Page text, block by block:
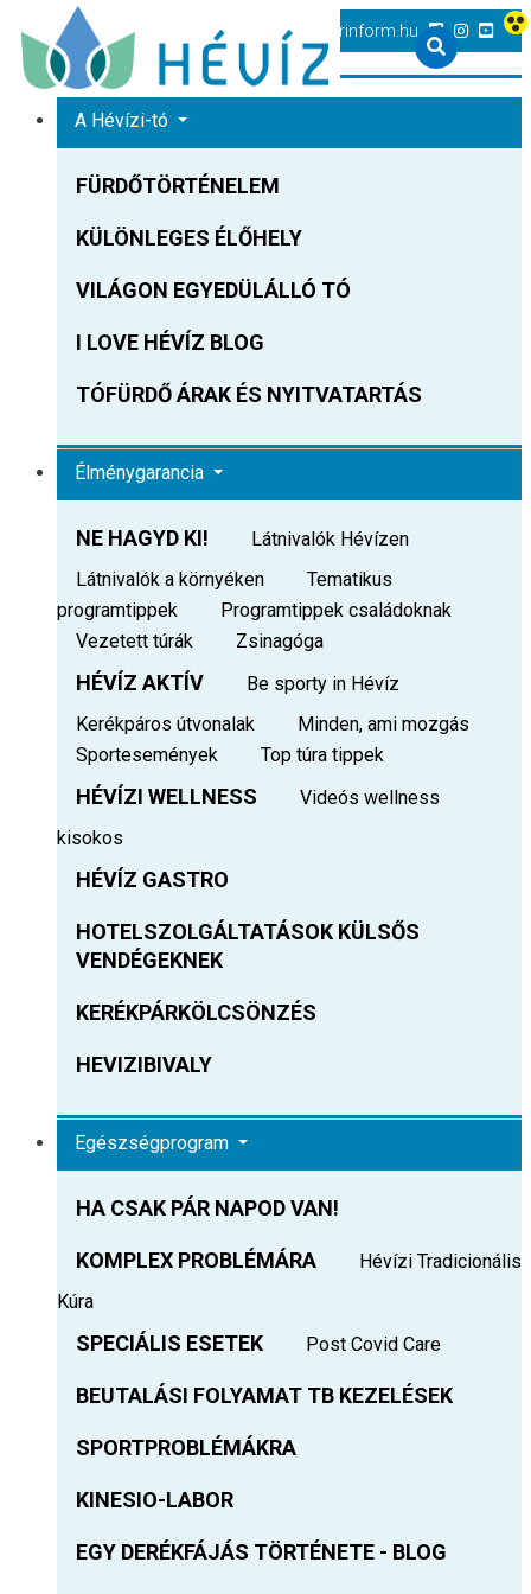
+36 83 540 131 heviz@tourinform.hu
A Hévízi-tó
FÜRDŐTÖRTÉNELEM
KÜLÖNLEGES ÉLŐHELY
VILÁGON EGYEDÜLÁLLÓ TÓ
I LOVE HÉVÍZ BLOG
TÓFÜRDŐ ÁRAK ÉS NYITVATARTÁS
Élménygarancia
NE HAGYD KI!
Látnivalók Hévízen
Látnivalók a környéken
Tematikus
programtippek
Programtippek családoknak
Vezetett túrák
Zsinagóga
HÉVÍZ AKTÍV
Be sporty in Hévíz
Kerékpáros útvonalak
Minden, ami mozgás
Sportesemények
Top túra tippek
HÉVÍZI WELLNESS
Videós wellness
kisokos
HÉVÍZ GASTRO
HOTELSZOLGÁLTATÁSOK KÜLSŐS
VENDÉGEKNEK
KERÉKPÁRKÖLCSÖNZÉS
HEVIZIBIVALY
Egészségprogram
HA CSAK PÁR NAPOD VAN!
KOMPLEX PROBLÉMÁRA
Hévízi Tradicionális
Kúra
SPECIÁLIS ESETEK Post Covid Care
BEUTALÁSI FOLYAMAT TB KEZELÉSEK
SPORTPROBLÉMÁKRA
KINESIO-LABOR
EGY DERÉKFÁJÁS TÖRTÉNETE - BLOG